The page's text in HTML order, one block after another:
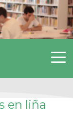
en liña